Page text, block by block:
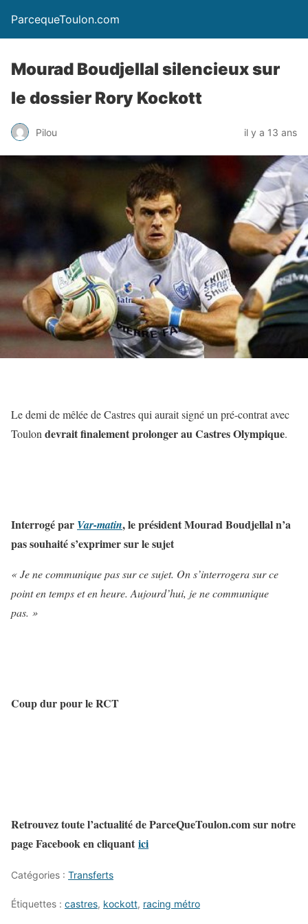
ParcequeToulon.com
Mourad Boudjellal silencieux sur
le dossier Rory Kockott
Pilou il y a 13 ans
Le demi de mêlée de Castres qui aurait signé un pré-contrat avec
Toulon devrait finalement prolonger au Castres Olympique.
Interrogé par Var-matin, le président Mourad Boudjellal n’a
pas souhaité s’exprimer sur le sujet
« Je ne communique pas sur ce sujet. On s’interrogera sur ce
point en temps et en heure. Aujourd’hui, je ne communique
pas. »
Coup dur pour le RCT
Retrouvez toute l’actualité de ParceQueToulon.com sur notre
page Facebook en cliquant ici
Catégories : Transferts
Étiquettes : castres, kockott, racing métro